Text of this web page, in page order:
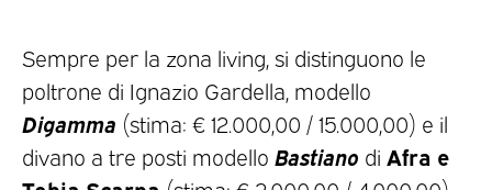
Sempre per la zona living, si distinguono le
poltrone di Ignazio Gardella, modello
Digamma (stima: € 12.000,00 / 15.000,00) e il
divano a tre posti modello Bastiano di Afra e